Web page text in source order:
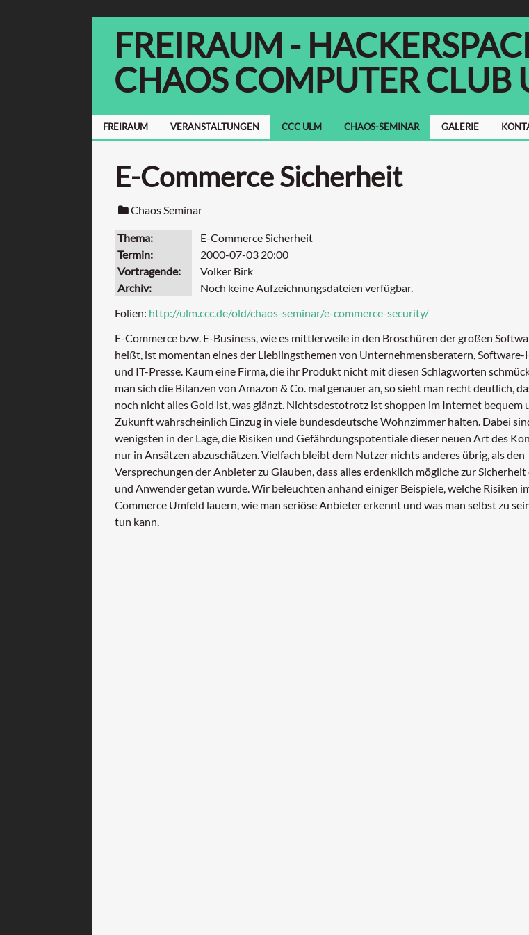
FREIRAUM -
CHAOS COMPUTER CLUB
FREIRAUM VERANSTALTUNGEN CCC ULM CHAOS-SEMINAR GALERIE
E-Commerce Sicherheit
Chaos Seminar
Thema
E-Commerce Sicherheit
Termin
2000-07-03 20:00
Vortragende
Volker Birk
Archiv
Noch keine Aufzeichnungsdateien verfügbar.
Folien: http://ulm.ccc.de/old/chaos-seminar/e-commerce-security/
E-Commerce bzw. E-Business, wie es mittlerweile in den Broschüren der großen
heißt, ist momentan eines der Lieblingsthemen von Unternehmensberatern,
und IT-Presse. Kaum eine Firma, die ihr Produkt nicht mit diesen Schlagworten
man sich die Bilanzen von Amazon & Co. mal genauer an, so sieht man recht deutlich,
noch nicht alles Gold ist, was glänzt. Nichtsdestotrotz ist shoppen im Internet bequem
Zukunft wahrscheinlich Einzug in viele bundesdeutsche Wohnzimmer halten. Dabei
wenigsten in der Lage, die Risiken und Gefährdungspotentiale dieser neuen Art des
nur in Ansätzen abzuschätzen. Vielfach bleibt dem Nutzer nichts anderes übrig, als den
Versprechungen der Anbieter zu Glauben, dass alles erdenklich mögliche zur
und Anwender getan wurde. Wir beleuchten anhand einiger Beispiele, welche Risiken
Commerce Umfeld lauern, wie man seriöse Anbieter erkennt und was man selbst zu
tun kann.